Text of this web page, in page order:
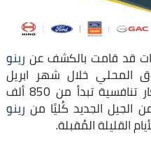
قد قامت بالكشف عن رينو
المحلي خلال شهر ابريل
الماضي، والتي تم طرحها بأسعار تنافسية تبدأ من 850 ألف
الجيل الجديد كُليًا من رينو
القليلة المُقبلة.